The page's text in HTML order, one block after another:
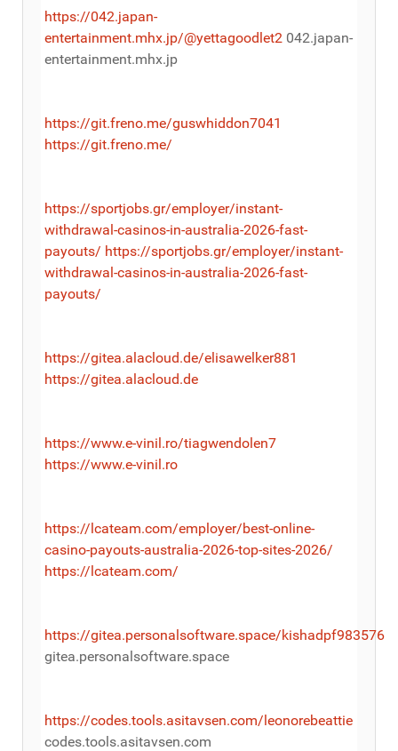
https://042.japan-
entertainment.mhx.jp/@yettagoodlet2 042.japan-
entertainment.mhx.jp
https://git.freno.me/guswhiddon7041
https://git.freno.me/
https://sportjobs.gr/employer/instant-
withdrawal-casinos-in-australia-2026-fast-
payouts/ https://sportjobs.gr/employer/instant-
withdrawal-casinos-in-australia-2026-fast-
payouts/
https://gitea.alacloud.de/elisawelker881
https://gitea.alacloud.de
https://www.e-vinil.ro/tiagwendolen7
https://www.e-vinil.ro
https://lcateam.com/employer/best-online-
casino-payouts-australia-2026-top-sites-2026/
https://lcateam.com/
https://gitea.personalsoftware.space/kishadpf983576
gitea.personalsoftware.space
https://codes.tools.asitavsen.com/leonorebeattie
codes.tools.asitavsen.com